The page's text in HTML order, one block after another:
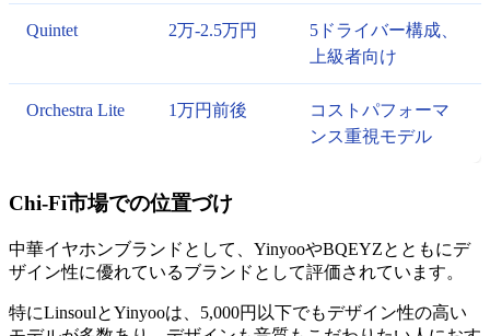
Quintet 2万-2.5万円
5ドライバー構成、
上級者向け
Orchestra Lite 1万円前後
コストパフォーマ
ンス重視モデル
Chi-Fi市場での位置づけ
中華イヤホンブランドとして、YinyooやBQEYZとともにデ
ザイン性に優れているブランドとして評価されています。
特にLinsoulとYinyooは、5,000円以下でもデザイン性の高い